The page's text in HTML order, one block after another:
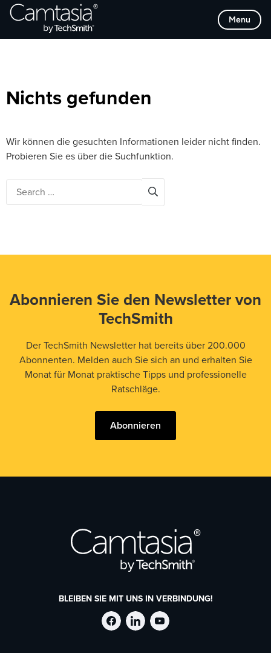
Direkt
zum
Menu
Browse Categories
Nichts gefunden
Wir können die gesuchten Informationen leider nicht finden.
Probieren Sie es über die Suchfunktion.
Abonnieren Sie den Newsletter von
TechSmith
Der TechSmith Newsletter hat bereits über 200.000
Abonnenten. Melden auch Sie sich an und erhalten Sie
Monat für Monat praktische Tipps und professionelle
Ratschläge.
Abonnieren
BLEIBEN SIE MIT UNS IN VERBINDUNG!
TechSmith
TechSmith
TechSmith